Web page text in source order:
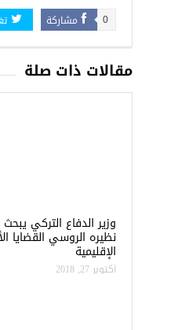
مشاركة 0
مقالات ذات صلة
وزير الدفاع التركي
نظيره الروسي القضايا
الإقليمية
أكتوبر 27, 2018